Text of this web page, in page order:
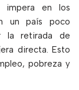
impera en los
un país poco
la retirada de
directa. Esto
pobreza y